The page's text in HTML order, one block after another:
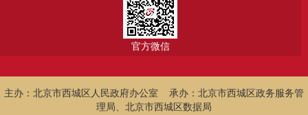
官方微信
主办：北京市西城区人民政府办公室 承办：北京市西城区政务服务管
理局、北京市西城区数据局